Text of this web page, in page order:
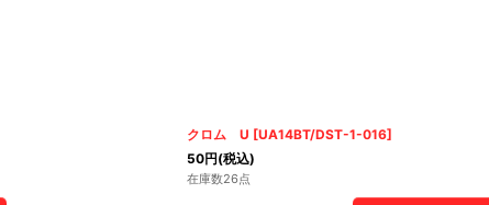
クロム U [UA14BT/DST-1-016]
50円(税込)
在庫数26点